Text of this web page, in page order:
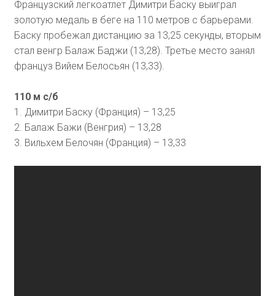
Французский легкоатлет Димитри Баску выиграл
золотую медаль в беге на 110 метров с барьерами.
Баску пробежал дистанцию за 13,25 секунды, вторым
стал венгр Балаж Баджи (13,28). Третье место занял
француз Вийем Белосьян (13,33).
110 м с/б
1. Димитри Баску (Франция) – 13,25
2. Балаж Бажи (Венгрия) – 13,28
3. Вильхем Белочян (Франция) – 13,33